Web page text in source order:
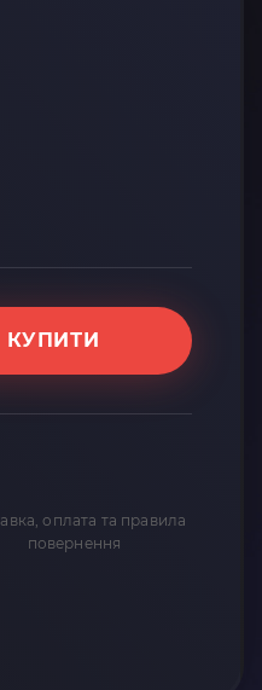
КУПИТИ
оплата та правила
повернення